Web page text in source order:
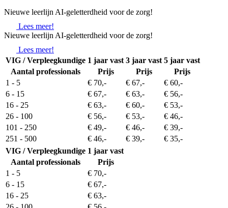
Nieuwe leerlijn AI-geletterdheid voor de zorg!
Lees meer!
Nieuwe leerlijn AI-geletterdheid voor de zorg!
Lees meer!
VIG / Verpleegkundige 1 jaar vast 3 jaar vast 5 jaar vast
Aantal professionals
Prijs Prijs
Prijs
1 - 5
€ 70,- € 67,-
€ 60,-
6 - 15
€ 67,- € 63,-
€ 56,-
16 - 25
€ 63,- € 60,-
€ 53,-
26 - 100
€ 56,- € 53,-
€ 46,-
101 - 250
€ 49,- € 46,-
€ 39,-
251 - 500
€ 46,- € 39,-
€ 35,-
VIG / Verpleegkundige 1 jaar vast
Aantal professionals
Prijs
1 - 5
€ 70,-
6 - 15
€ 67,-
16 - 25
€ 63,-